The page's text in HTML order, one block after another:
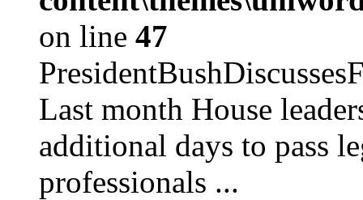
on line 47
Last month House
additional days to pass
professionals ...